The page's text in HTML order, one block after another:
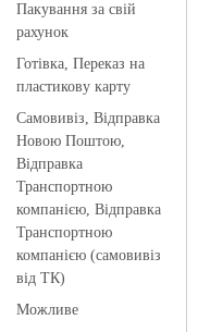
Пакування за свій
рахунок
Готівка, Переказ на
пластикову карту
Самовивіз, Відправка
Новою Поштою,
Відправка
Транспортною
компанією, Відправка
Транспортною
компанією (самовивіз
від ТК)
Можливе